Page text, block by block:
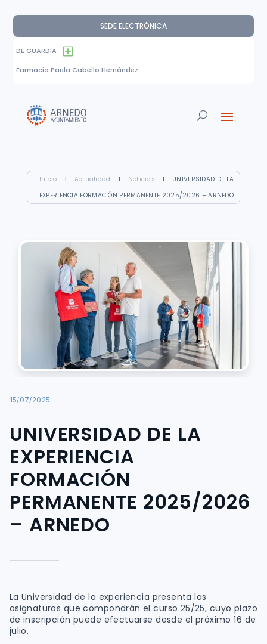
SEDE ELECTRÓNICA
DE GUARDIA
Farmacia Paula Cabello Hernández
Inicio I Actualidad I Noticias I
UNIVERSIDAD DE LA
EXPERIENCIA FORMACIÓN PERMANENTE 2025/2026 – ARNEDO
15/07/2025
UNIVERSIDAD DE LA
EXPERIENCIA
FORMACIÓN
PERMANENTE 2025/2026
– ARNEDO
La Universidad de la experiencia presenta las
asignaturas que compondrán el curso 25/25, cuyo plazo
de inscripción puede efectuarse desde el próximo 16 de
julio.